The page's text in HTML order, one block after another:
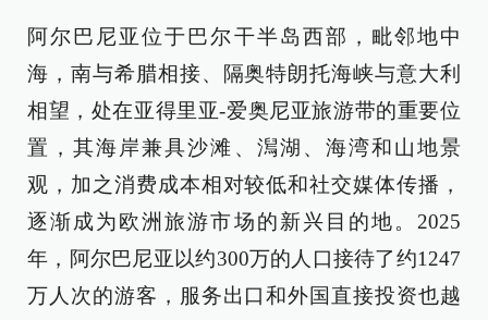
阿尔巴尼亚位于巴尔干半岛西部，毗邻地中
海，南与希腊相接、隔奥特朗托海峡与意大利
相望，处在亚得里亚-爱奥尼亚旅游带的重要位
置，其海岸兼具沙滩、澙湖、海湾和山地景
观，加之消费成本相对较低和社交媒体传播，
逐渐成为欧洲旅游市场的新兴目的地。2025
年，阿尔巴尼亚以约300万的人口接待了约1247
万人次的游客，服务出口和外国直接投资也越